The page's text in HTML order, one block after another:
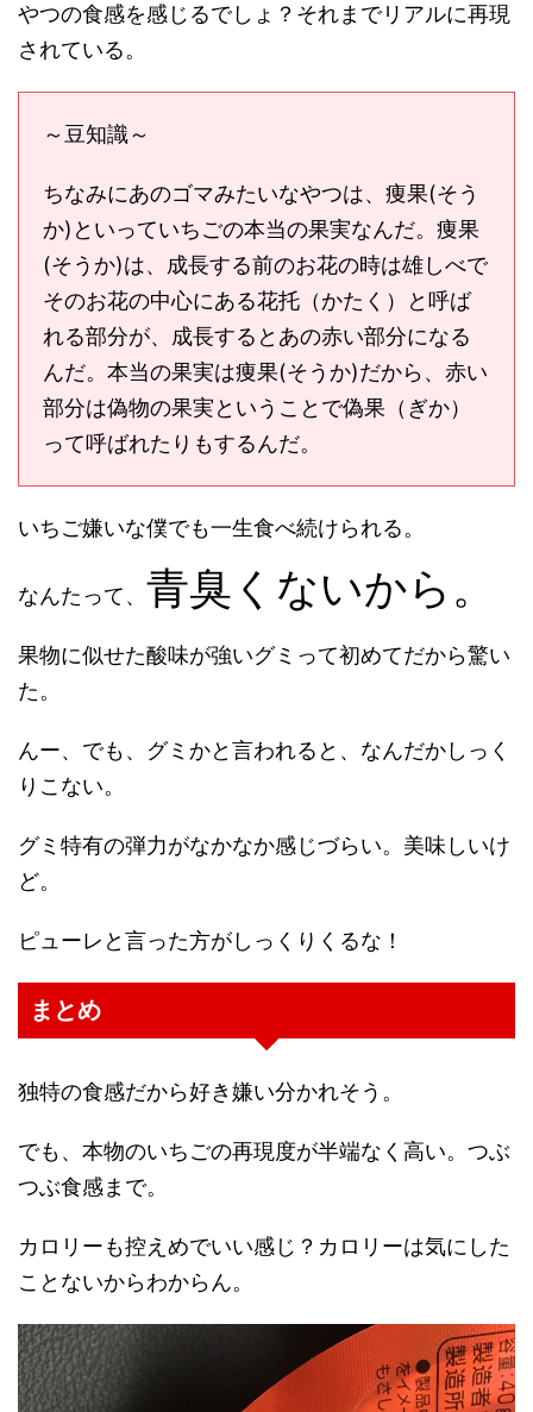
やつの食感を感じるでしょ？それまでリアルに再現
されている。
～豆知識～
ちなみにあのゴマみたいなやつは、痩果(そう
か)といっていちごの本当の果実なんだ。痩果
(そうか)は、成長する前のお花の時は雄しべで
そのお花の中心にある花托（かたく）と呼ば
れる部分が、成長するとあの赤い部分になる
んだ。本当の果実は痩果(そうか)だから、赤い
部分は偽物の果実ということで偽果（ぎか）
って呼ばれたりもするんだ。
いちご嫌いな僕でも一生食べ続けられる。
なんたって、 青臭くないから。
果物に似せた酸味が強いグミって初めてだから驚い
た。
んー、でも、グミかと言われると、なんだかしっく
りこない。
グミ特有の弾力がなかなか感じづらい。美味しいけ
ど。
ピューレと言った方がしっくりくるな！
まとめ
独特の食感だから好き嫌い分かれそう。
でも、本物のいちごの再現度が半端なく高い。つぶ
つぶ食感まで。
カロリーも控えめでいい感じ？カロリーは気にした
ことないからわからん。